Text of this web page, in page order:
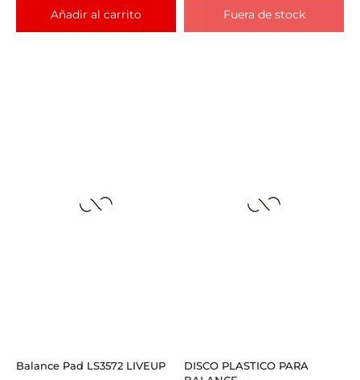
Añadir al carrito Fuera de stock
Balance Pad LS3572 LIVEUP
DISCO PLASTICO PARA